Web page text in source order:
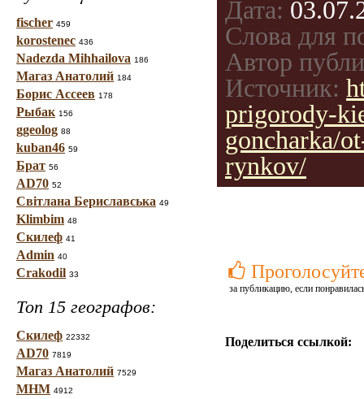
fischer 459
korostenec 436
Nadezda Mihhailova 186
Магаз Анатолий 184
Борис Ассеев 178
Рыбак 156
ggeolog 88
kuban46 59
Брат 56
AD70 52
Світлана Бериславська 49
Klimbim 48
Скилеф 41
Admin 40
Crakodil 33
Топ 15 географов:
Скилеф 22332
AD70 7819
Магаз Анатолий 7529
МНМ 4912
Дата:
Слова для
Автор
Источник:
prigorody-
goncharka/
rynkov/
за публикацию, если
Поделиться ссылкой: